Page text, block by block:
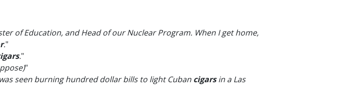
of Education, and Head of our Nuclear Program. When I get home,
."
."
"
seen burning hundred dollar bills to light Cuban cigarsin a Las